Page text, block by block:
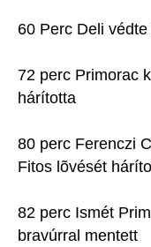
60 Perc Deli
72 perc Primorac
hárította
80 perc Ferenczi
Fitos lõvését
82 perc Ismét
bravúrral mentett